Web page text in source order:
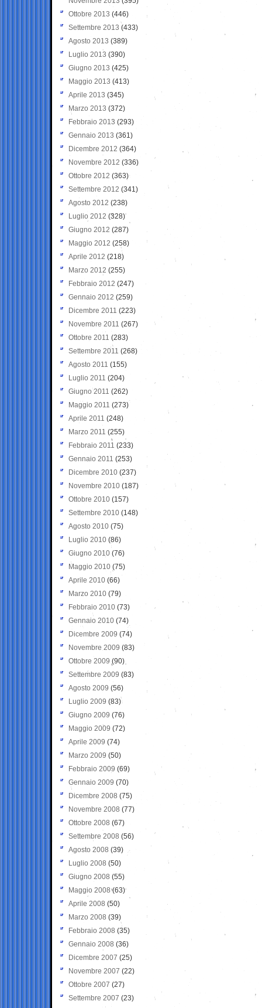
Ottobre 2013 (446)
Settembre 2013 (433)
Agosto 2013 (389)
Luglio 2013 (390)
Giugno 2013 (425)
Maggio 2013 (413)
Aprile 2013 (345)
Marzo 2013 (372)
Febbraio 2013 (293)
Gennaio 2013 (361)
Dicembre 2012 (364)
Novembre 2012 (336)
Ottobre 2012 (363)
Settembre 2012 (341)
Agosto 2012 (238)
Luglio 2012 (328)
Giugno 2012 (287)
Maggio 2012 (258)
Aprile 2012 (218)
Marzo 2012 (255)
Febbraio 2012 (247)
Gennaio 2012 (259)
Dicembre 2011 (223)
Novembre 2011 (267)
Ottobre 2011 (283)
Settembre 2011 (268)
Agosto 2011 (155)
Luglio 2011 (204)
Giugno 2011 (262)
Maggio 2011 (273)
Aprile 2011 (248)
Marzo 2011 (255)
Febbraio 2011 (233)
Gennaio 2011 (253)
Dicembre 2010 (237)
Novembre 2010 (187)
Ottobre 2010 (157)
Settembre 2010 (148)
Agosto 2010 (75)
Luglio 2010 (86)
Giugno 2010 (76)
Maggio 2010 (75)
Aprile 2010 (66)
Marzo 2010 (79)
Febbraio 2010 (73)
Gennaio 2010 (74)
Dicembre 2009 (74)
Novembre 2009 (83)
Ottobre 2009 (90)
Settembre 2009 (83)
Agosto 2009 (56)
Luglio 2009 (83)
Giugno 2009 (76)
Maggio 2009 (72)
Aprile 2009 (74)
Marzo 2009 (50)
Febbraio 2009 (69)
Gennaio 2009 (70)
Dicembre 2008 (75)
Novembre 2008 (77)
Ottobre 2008 (67)
Settembre 2008 (56)
Agosto 2008 (39)
Luglio 2008 (50)
Giugno 2008 (55)
Maggio 2008(63)
Aprile 2008 (50)
Marzo 2008 (39)
Febbraio 2008 (35)
Gennaio 2008 (36)
Dicembre 2007 (25)
Novembre 2007 (22)
Ottobre 2007 (27)
Settembre 2007 (23)